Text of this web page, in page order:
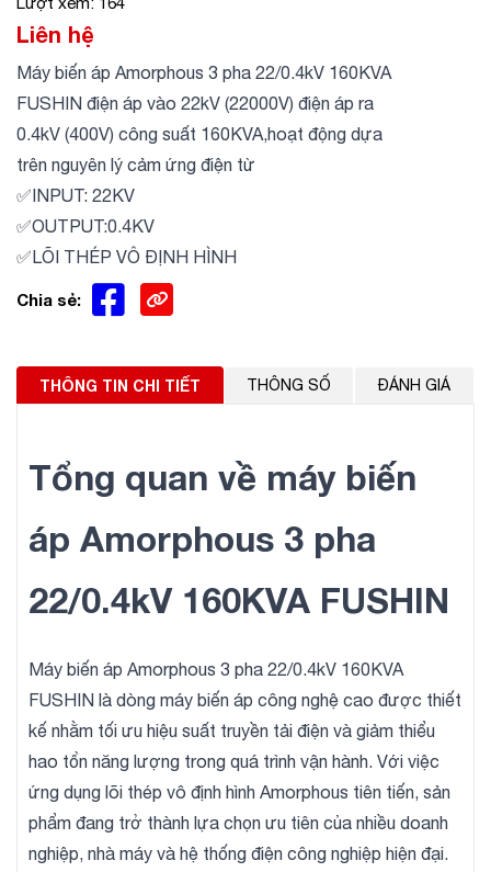
Liên hệ
Máy biến áp Amorphous 3 pha 22/0.4kV 160KVA
FUSHIN điện áp vào 22kV (22000V) điện áp ra
0.4kV (400V) công suất 160KVA,hoạt động dựa
trên nguyên lý cảm ứng điện từ
✅INPUT: 22KV
✅OUTPUT:0.4KV
✅LÕI THÉP VÔ ĐỊNH HÌNH
Chia sẻ:
THÔNG TIN CHI TIẾT THÔNG SỐ ĐÁNH GIÁ
Tổng quan về máy biến
áp Amorphous 3 pha
22/0.4kV 160KVA FUSHIN
Máy biến áp Amorphous 3 pha 22/0.4kV 160KVA
FUSHIN là dòng máy biến áp công nghệ cao được thiết
kế nhằm tối ưu hiệu suất truyền tải điện và giảm thiểu
hao tổn năng lượng trong quá trình vận hành. Với việc
ứng dụng lõi thép vô định hình Amorphous tiên tiến, sản
phẩm đang trở thành lựa chọn ưu tiên của nhiều doanh
nghiệp, nhà máy và hệ thống điện công nghiệp hiện đại.